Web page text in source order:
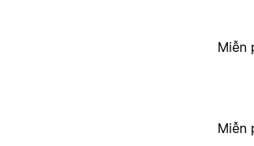
Miễn
Miễn